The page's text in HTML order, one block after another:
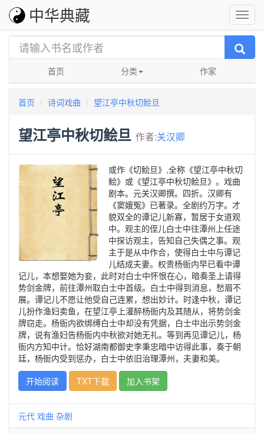
中华典藏
首页 分类 作家
首页 诗词戏曲 望江亭中秋切鲙旦
望江亭中秋切鲙旦 作者:关汉卿
或作《切鲙旦》,全称《望江亭中秋切
鲙》或《望江亭中秋切鲙旦》。戏曲
剧本。元关汉卿撰。四折。汉卿有
《窦娥冤》已著录。全剧约万字。才
貌双全的谭记儿新寡，暂居于女道观
中。观主的侄儿白士中往潭州上任途
中探访观主，告知自己失偶之事。观
主于是从中作合，使得白士中与谭记
儿结成夫妻。权贵杨衙内早已看中谭
记儿，本想娶她为妾，此时对白士中怀恨在心，暗奏圣上请得
势剑金牌，前往潭州取白士中首级。白士中得到消息，愁眉不
展。谭记儿不愿让他受自己连累，想出妙计。时逢中秋，谭记
儿扮作渔妇卖鱼，在望江亭上灌醉杨衙内及其随从，将势剑金
牌窃走。杨衙内欲绑缚白士中却没有凭据，白士中出示势剑金
牌，说有渔妇告杨衙内中秋欲对她无礼。等到再见谭记儿，杨
衙内方知中计。恰好湖南都御史李秉忠暗中访得此事，奏于朝
廷，杨衙内受到惩办，白士中依旧治理潭州，夫妻和美。
开始阅读
TXT下载 加入书架
元代 戏曲 杂剧